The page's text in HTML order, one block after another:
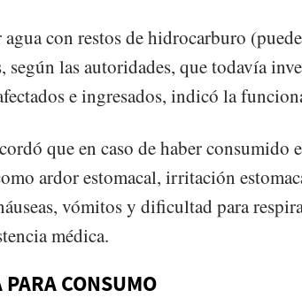
con restos de hidrocarburo
según las autoridades, que todavía
e ingresados, indicó la
que en caso de haber consumido
ardor estomacal, irritación
vómitos y dificultad para
médica.
PARA CONSUMO